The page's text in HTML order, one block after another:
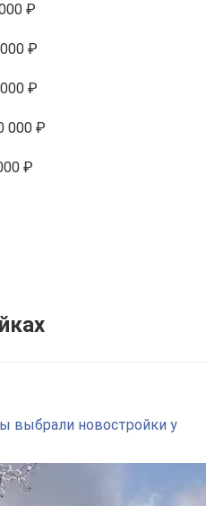
₽
₽
₽
000 ₽
₽
выбрали новостройки у